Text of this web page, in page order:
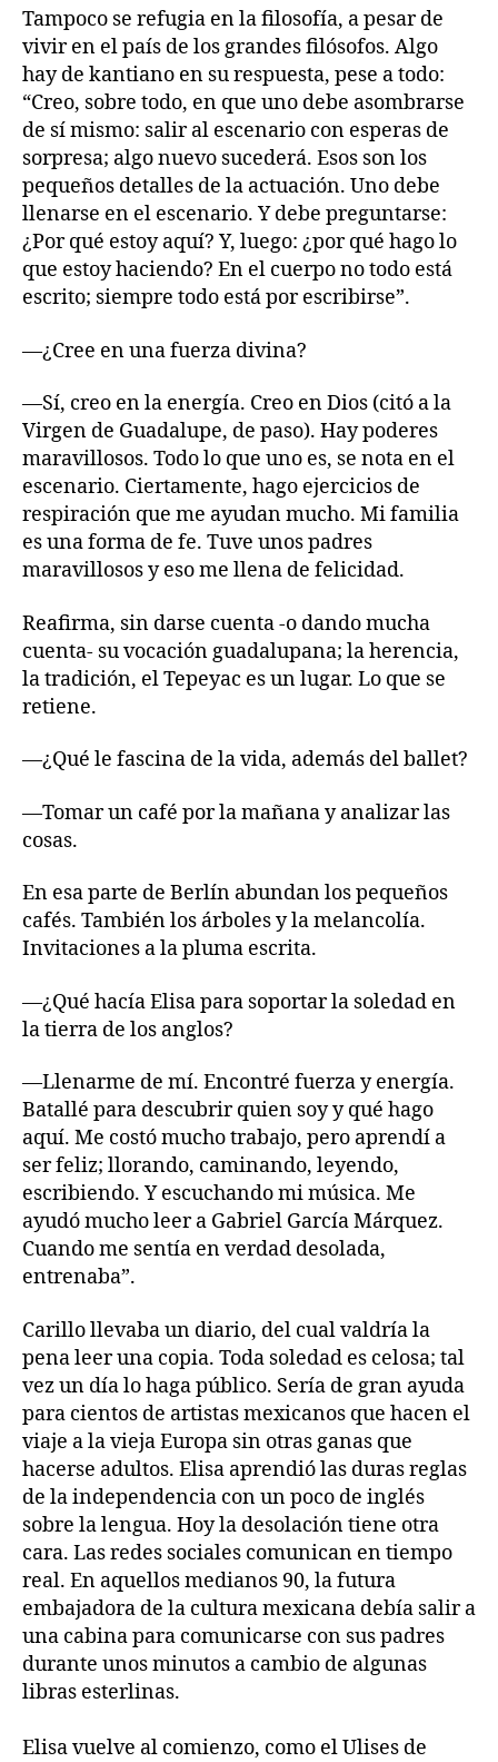
Tampoco se refugia en la filosofía, a pesar de
vivir en el país de los grandes filósofos. Algo
hay de kantiano en su respuesta, pese a todo:
“Creo, sobre todo, en que uno debe asombrarse
de sí mismo: salir al escenario con esperas de
sorpresa; algo nuevo sucederá. Esos son los
pequeños detalles de la actuación. Uno debe
llenarse en el escenario. Y debe preguntarse:
¿Por qué estoy aquí? Y, luego: ¿por qué hago lo
que estoy haciendo? En el cuerpo no todo está
escrito; siempre todo está por escribirse”.
—¿Cree en una fuerza divina?
—Sí, creo en la energía. Creo en Dios (citó a la
Virgen de Guadalupe, de paso). Hay poderes
maravillosos. Todo lo que uno es, se nota en el
escenario. Ciertamente, hago ejercicios de
respiración que me ayudan mucho. Mi familia
es una forma de fe. Tuve unos padres
maravillosos y eso me llena de felicidad.
Reafirma, sin darse cuenta -o dando mucha
cuenta- su vocación guadalupana; la herencia,
la tradición, el Tepeyac es un lugar. Lo que se
retiene.
—¿Qué le fascina de la vida, además del ballet?
—Tomar un café por la mañana y analizar las
cosas.
En esa parte de Berlín abundan los pequeños
cafés. También los árboles y la melancolía.
Invitaciones a la pluma escrita.
—¿Qué hacía Elisa para soportar la soledad en
la tierra de los anglos?
—Llenarme de mí. Encontré fuerza y energía.
Batallé para descubrir quien soy y qué hago
aquí. Me costó mucho trabajo, pero aprendí a
ser feliz; llorando, caminando, leyendo,
escribiendo. Y escuchando mi música. Me
ayudó mucho leer a Gabriel García Márquez.
Cuando me sentía en verdad desolada,
entrenaba”.
Carillo llevaba un diario, del cual valdría la
pena leer una copia. Toda soledad es celosa; tal
vez un día lo haga público. Sería de gran ayuda
para cientos de artistas mexicanos que hacen el
viaje a la vieja Europa sin otras ganas que
hacerse adultos. Elisa aprendió las duras reglas
de la independencia con un poco de inglés
sobre la lengua. Hoy la desolación tiene otra
cara. Las redes sociales comunican en tiempo
real. En aquellos medianos 90, la futura
embajadora de la cultura mexicana debía salir a
una cabina para comunicarse con sus padres
durante unos minutos a cambio de algunas
libras esterlinas.
Elisa vuelve al comienzo, como el Ulises de